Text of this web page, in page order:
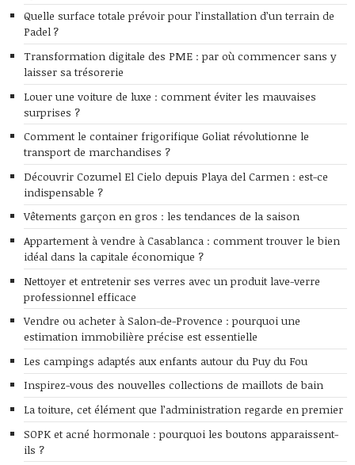
Quelle surface totale prévoir pour l’installation d’un terrain de
Padel ?
Transformation digitale des PME : par où commencer sans y
laisser sa trésorerie
Louer une voiture de luxe : comment éviter les mauvaises
surprises ?
Comment le container frigorifique Goliat révolutionne le
transport de marchandises ?
Découvrir Cozumel El Cielo depuis Playa del Carmen : est-ce
indispensable ?
Vêtements garçon en gros : les tendances de la saison
Appartement à vendre à Casablanca : comment trouver le bien
idéal dans la capitale économique ?
Nettoyer et entretenir ses verres avec un produit lave-verre
professionnel efficace
Vendre ou acheter à Salon-de-Provence : pourquoi une
estimation immobilière précise est essentielle
Les campings adaptés aux enfants autour du Puy du Fou
Inspirez-vous des nouvelles collections de maillots de bain
La toiture, cet élément que l’administration regarde en premier
SOPK et acné hormonale : pourquoi les boutons apparaissent-
ils ?